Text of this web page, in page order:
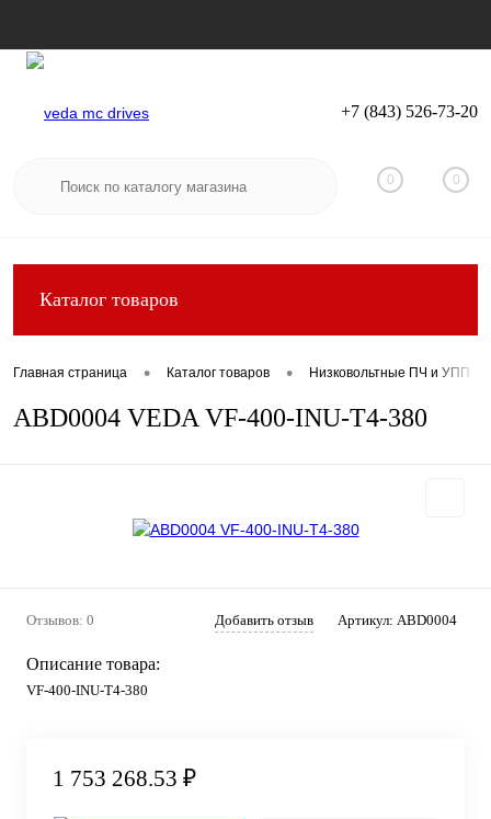
Вход Регистрация
+7 (843) 526-73-20
0 0
Каталог товаров
Главная страница • Каталог товаров • Низковольтные ПЧ и УПП
ABD0004 VEDA VF-400-INU-T4-380
Отзывов: 0 Добавить отзыв Артикул: ABD0004
Описание товара:
VF-400-INU-T4-380
1 753 268.53 ₽